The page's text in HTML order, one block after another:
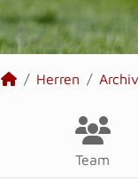
Herren Archiv
Team